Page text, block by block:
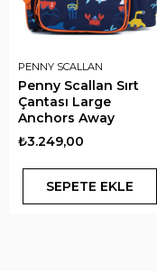
PENNY SCALLAN
Penny Scallan Sırt
Çantası Large
Anchors Away
₺3.249,00
SEPETE EKLE